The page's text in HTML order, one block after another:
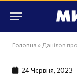
Головна » Данілов про
24 Червня, 2023